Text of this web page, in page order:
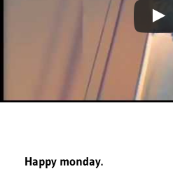
Happy monday.